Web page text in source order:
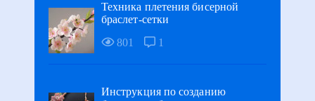
Техника плетения бисерной
браслет-сетки
801
1
Инструкция по созданию